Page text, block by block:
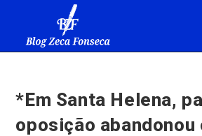
*Em Santa Helena,
oposição abandonou